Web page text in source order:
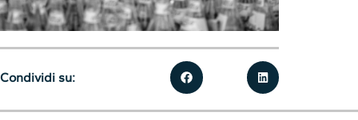
Condividi su: